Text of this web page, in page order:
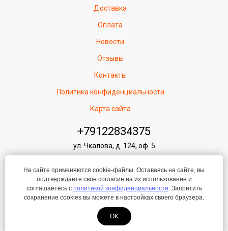
Доставка
Оплата
Новости
Отзывы
Контакты
Политика конфиденциальности
Карта сайта
+79122834375
ул. Чкалова, д. 124, оф. 5
Режим работы: Ежедневно: 9.00 - 21.00 (без перерывов и
выходных)
ЛегионА
© 2012-2026 Все права защищены
На сайте применяются cookie-файлы. Оставаясь на сайте, вы
подтверждаете свое согласие на их использование и
соглашаетесь с политикой конфиденциальности. Запретить
сохранение cookies вы можете в настройках своего браузера.
OK